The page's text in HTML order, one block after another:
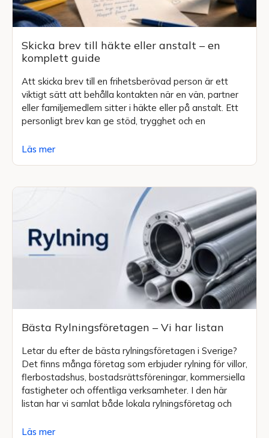
Skicka brev till häkte eller anstalt – en
komplett guide
Att skicka brev till en frihetsberövad person är ett
viktigt sätt att behålla kontakten när en vän, partner
eller familjemedlem sitter i häkte eller på anstalt. Ett
personligt brev kan ge stöd, trygghet och en
Läs mer
Bästa Rylningsföretagen – Vi har listan
Letar du efter de bästa rylningsföretagen i Sverige?
Det finns många företag som erbjuder rylning för villor,
flerbostadshus, bostadsrättsföreningar, kommersiella
fastigheter och offentliga verksamheter. I den här
listan har vi samlat både lokala rylningsföretag och
Läs mer